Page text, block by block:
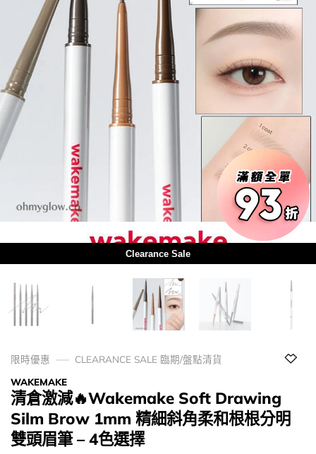
Clearance Sale
限時優惠
CLEARANCE SALE 臨期/盤點清貨
WAKEMAKE
清倉激減🔥Wakemake Soft Drawing
Silm Brow 1mm 精細斜角柔和根根分明
雙頭眉筆 – 4色選擇